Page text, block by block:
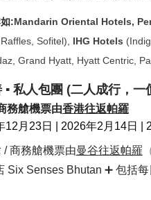
:Mandarin Oriental Hotels,
Sofitel), IHG Hotels
Grand Hyatt, Hyatt Centric,
私人包團 (二人成行，一
務艙機票由香港往返帕羅
月23日 | 2026年2月14日 |
/ 商務艙機票由曼谷往返帕羅
Six Senses Bhutan ➕ 包括